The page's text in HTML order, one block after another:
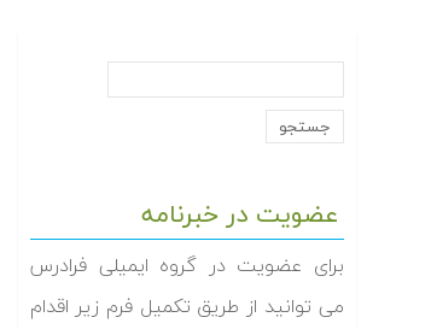
عضویت در خبرنامه
برای عضویت در گروه ایمیلی فرادرس
می توانید از طریق تکمیل فرم زیر اقدام